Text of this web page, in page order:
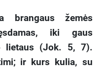
brangaus žemės
iki gaus
lietaus (Jok. 5, 7).
ir kurs kulia, su